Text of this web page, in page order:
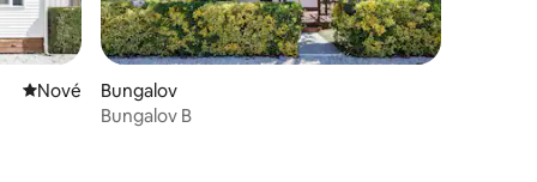
Nové ubytování
Nové
Bungalov
Bungalov B